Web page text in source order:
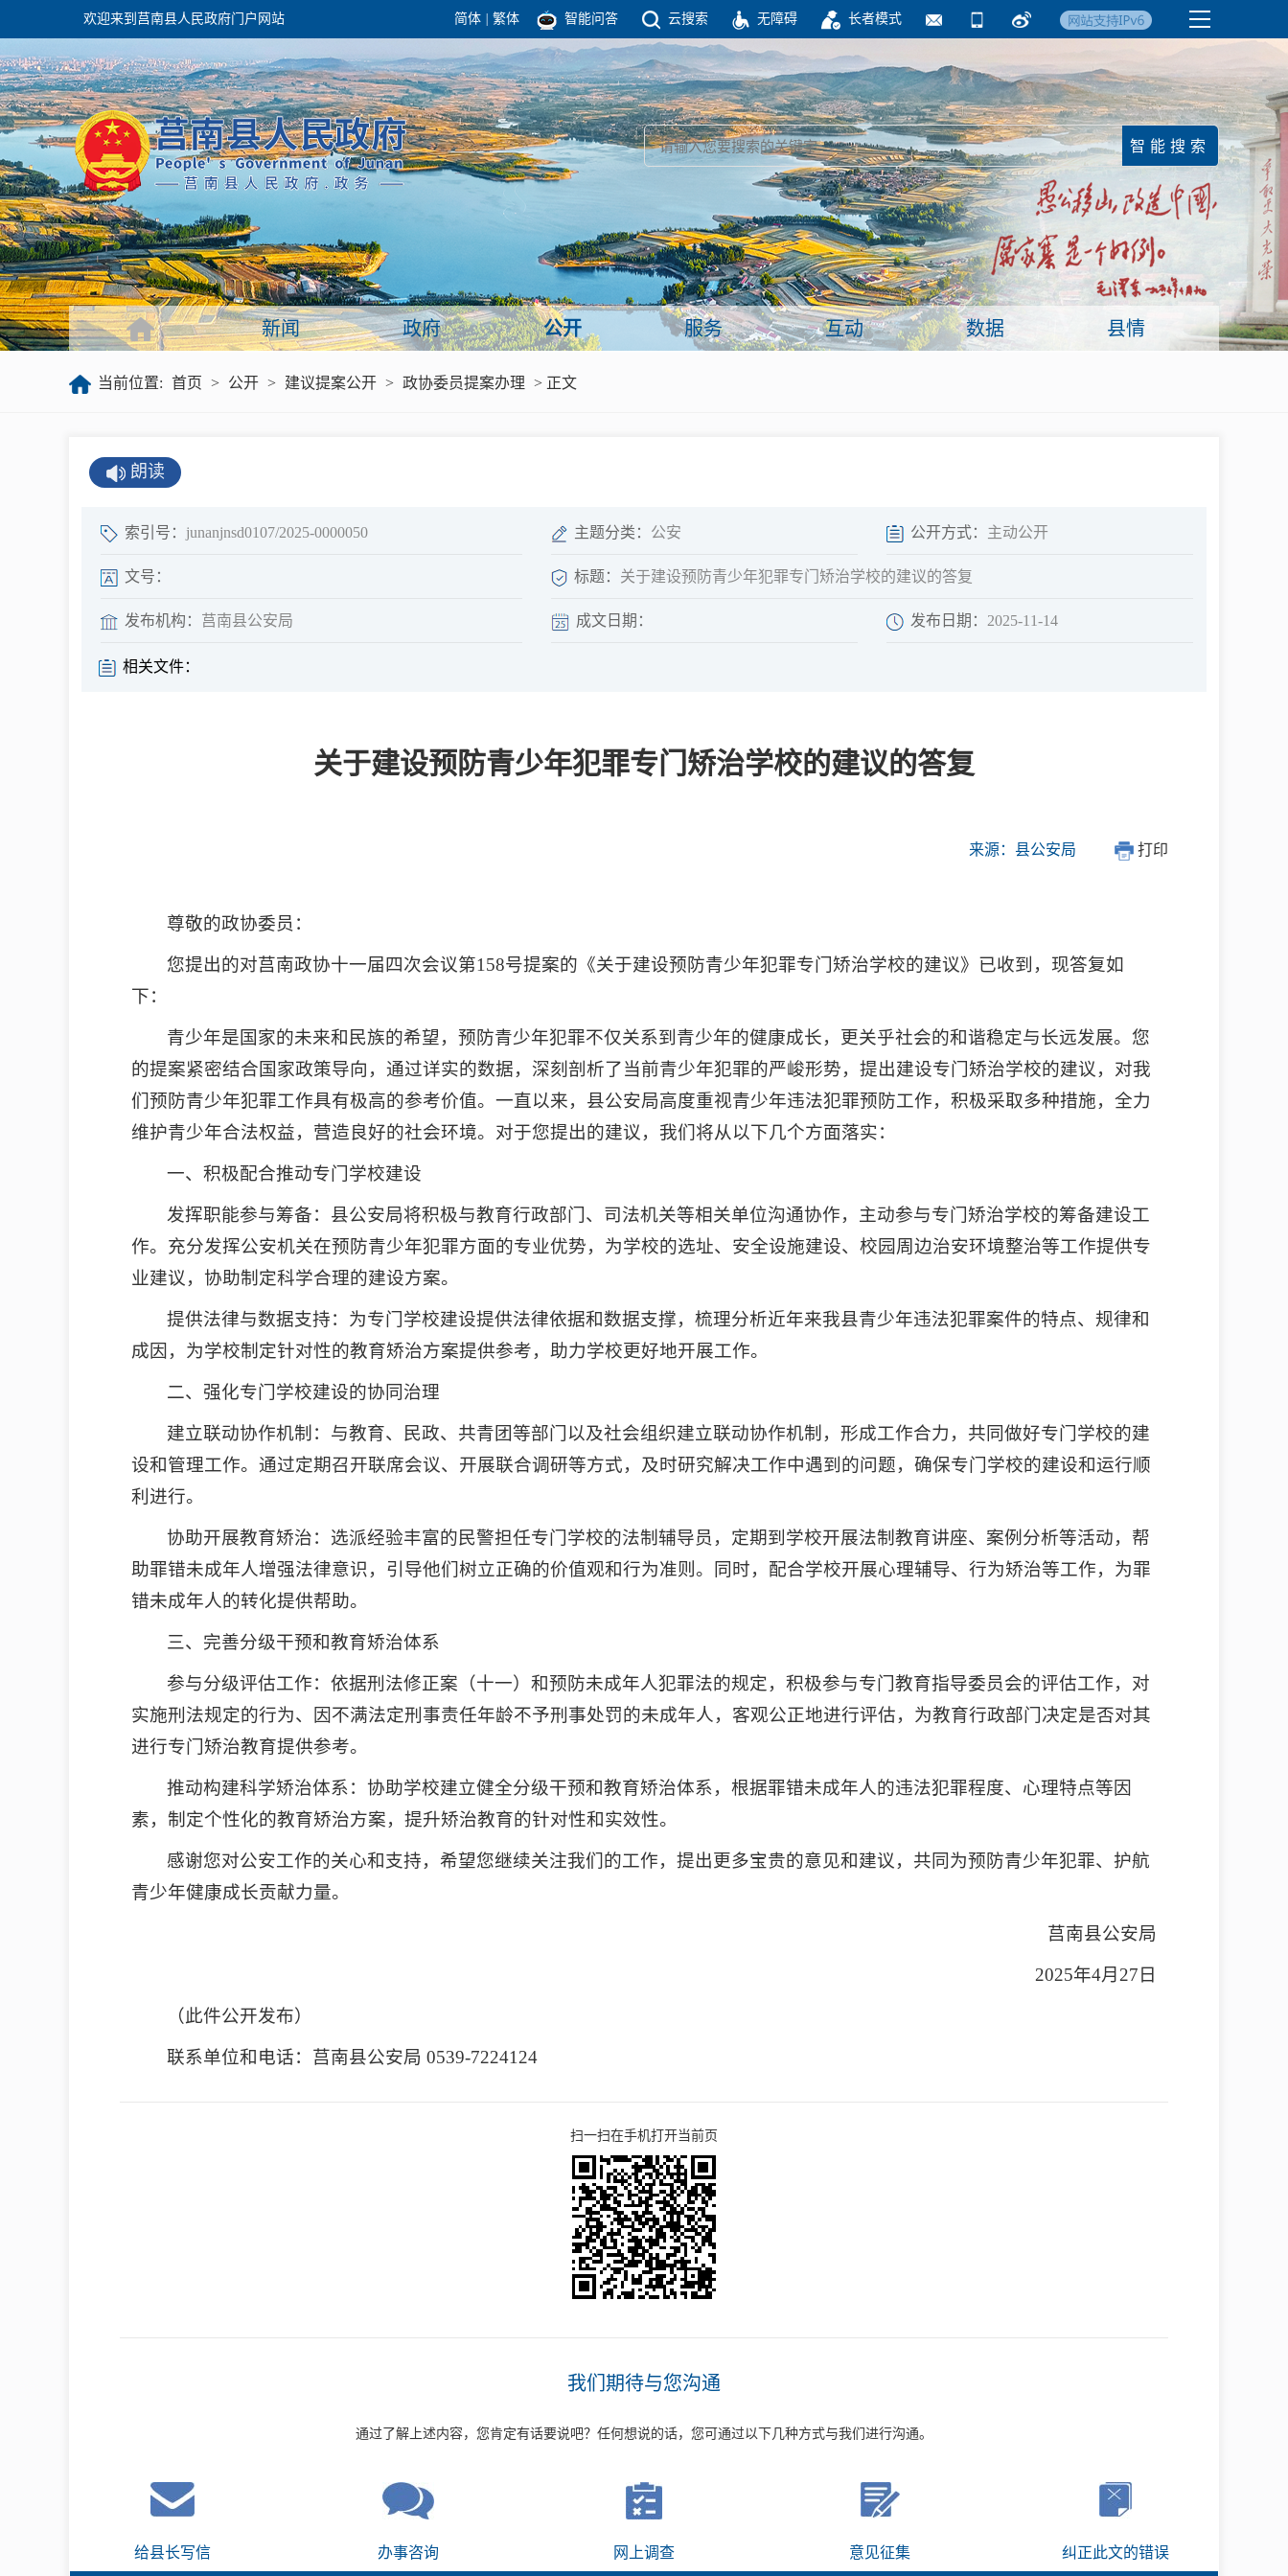
欢迎来到莒南县人民政府门户网站 简体 繁体 智能问答 云搜索 无障碍 长者模式
团结高效 理性法治 公开公平 友善和谐
政府
领导之窗 政府机构
政府会议 政府公报
政府数据
政府工作报告
新闻
政务要闻 国务院要闻
镇街信息
视频新闻 临沂日报·莒南新
闻
公共企事业单位信 依申请公开
经济发展 图说莒南 政府开放日 网上调查
新闻 政府 公开 服务 互动 数据 县情
当前位置: 首页 > 公开 > 建议提案公开 > 政协委员提案办理 > 正文
朗读
索引号： junanjnsd0107/2025-0000050 主题分类： 公安 公开方式： 主动公开
文号： 标题： 关于建设预防青少年犯罪专门矫治学校的建议的答复
发布机构： 莒南县公安局 成文日期： 发布日期： 2025-11-14
相关文件：
关于建设预防青少年犯罪专门矫治学校的建议的答复
来源：县公安局 打印
尊敬的政协委员：
您提出的对莒南政协十一届四次会议第158号提案的《关于建设预防青少年犯罪专门矫治学校的建议》已收到，现答复如
下：
青少年是国家的未来和民族的希望，预防青少年犯罪不仅关系到青少年的健康成长，更关乎社会的和谐稳定与长远发展。您
的提案紧密结合国家政策导向，通过详实的数据，深刻剖析了当前青少年犯罪的严峻形势，提出建设专门矫治学校的建议，对我
们预防青少年犯罪工作具有极高的参考价值。一直以来，县公安局高度重视青少年违法犯罪预防工作，积极采取多种措施，全力
维护青少年合法权益，营造良好的社会环境。对于您提出的建议，我们将从以下几个方面落实：
一、积极配合推动专门学校建设
发挥职能参与筹备：县公安局将积极与教育行政部门、司法机关等相关单位沟通协作，主动参与专门矫治学校的筹备建设工
作。充分发挥公安机关在预防青少年犯罪方面的专业优势，为学校的选址、安全设施建设、校园周边治安环境整治等工作提供专
业建议，协助制定科学合理的建设方案。
提供法律与数据支持：为专门学校建设提供法律依据和数据支撑，梳理分析近年来我县青少年违法犯罪案件的特点、规律和
成因，为学校制定针对性的教育矫治方案提供参考，助力学校更好地开展工作。
二、强化专门学校建设的协同治理
建立联动协作机制：与教育、民政、共青团等部门以及社会组织建立联动协作机制，形成工作合力，共同做好专门学校的建
设和管理工作。通过定期召开联席会议、开展联合调研等方式，及时研究解决工作中遇到的问题，确保专门学校的建设和运行顺
利进行。
协助开展教育矫治：选派经验丰富的民警担任专门学校的法制辅导员，定期到学校开展法制教育讲座、案例分析等活动，帮
助罪错未成年人增强法律意识，引导他们树立正确的价值观和行为准则。同时，配合学校开展心理辅导、行为矫治等工作，为罪
错未成年人的转化提供帮助。
三、完善分级干预和教育矫治体系
参与分级评估工作：依据刑法修正案（十一）和预防未成年人犯罪法的规定，积极参与专门教育指导委员会的评估工作，对
实施刑法规定的行为、因不满法定刑事责任年龄不予刑事处罚的未成年人，客观公正地进行评估，为教育行政部门决定是否对其
进行专门矫治教育提供参考。
推动构建科学矫治体系：协助学校建立健全分级干预和教育矫治体系，根据罪错未成年人的违法犯罪程度、心理特点等因
素，制定个性化的教育矫治方案，提升矫治教育的针对性和实效性。
感谢您对公安工作的关心和支持，希望您继续关注我们的工作，提出更多宝贵的意见和建议，共同为预防青少年犯罪、护航
青少年健康成长贡献力量。
莒南县公安局
2025年4月27日
（此件公开发布）
联系单位和电话：莒南县公安局 0539-7224124
扫一扫在手机打开当前页
我们期待与您沟通
通过了解上述内容，您肯定有话要说吧？任何想说的话，您可通过以下几种方式与我们进行沟通。
给县长写信 办事咨询 网上调查 意见征集 纠正此文的错误